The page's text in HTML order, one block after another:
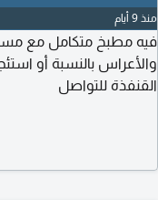
منذ 9 أيام
فيه مطبخ متكامل مع
والأعراس بالنسبة أو
القنفذة للتواصل